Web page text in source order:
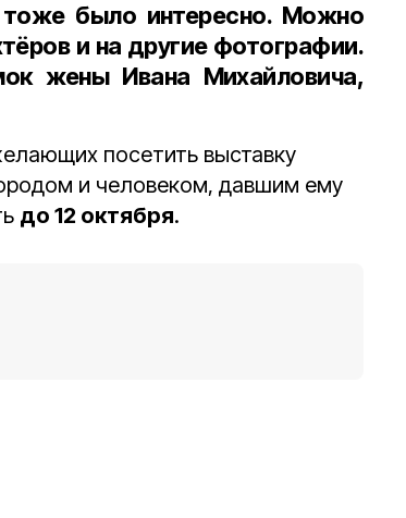
было интересно. Можно
и на другие фотографии.
жены Ивана Михайловича,
посетить выставку
и человеком, давшим ему
до 12 октября.